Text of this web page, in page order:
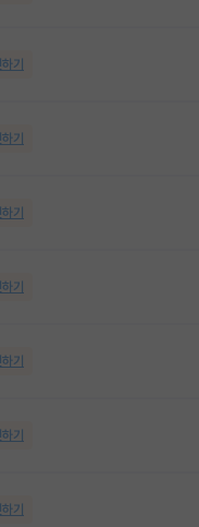
기
기
기
기
기
기
기